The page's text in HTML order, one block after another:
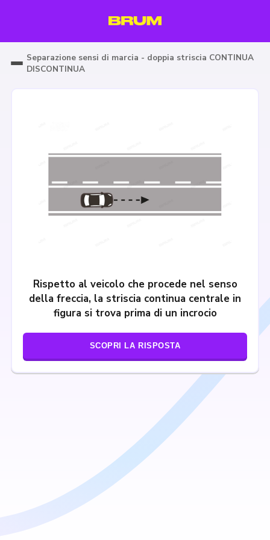
Separazione sensi di marcia - doppia striscia CONTINUA
DISCONTINUA
Rispetto al veicolo che procede nel senso
della freccia, la striscia continua centrale in
figura si trova prima di un incrocio
SCOPRI LA RISPOSTA